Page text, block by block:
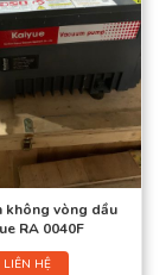
không vòng dầu
RA 0040F
LIÊN HỆ